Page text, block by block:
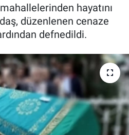
hayatını
düzenlenen cenaze
defnedildi.